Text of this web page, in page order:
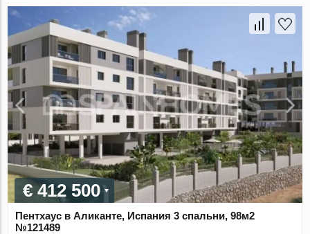
€ 412 500
Пентхаус в Аликанте, Испания 3 спальни, 98м2
№121489